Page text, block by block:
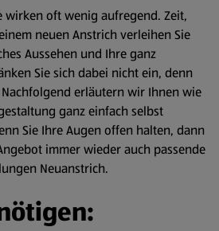
wirken oft wenig aufregend. Zeit,
neuen Anstrich verleihen Sie
Aussehen und Ihre ganz
Sie sich dabei nicht ein, denn
erläutern wir Ihnen wie
ganz einfach selbst
Sie Ihre Augen offen halten, dann
immer wieder auch passende
Neuanstrich.